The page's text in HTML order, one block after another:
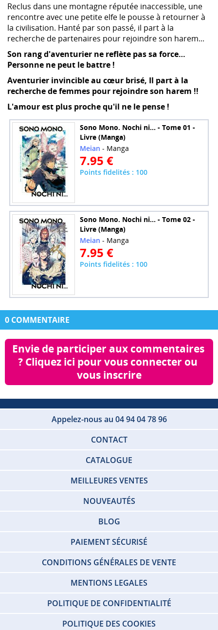
Reclus dans une montagne réputée inaccessible, une
rencontre avec une petite elfe le pousse à retourner à
la civilisation. Hanté par son passé, il part à la
recherche de partenaires pour rejoindre son harem...
Son rang d'aventurier ne reflète pas sa force…
Personne ne peut le battre !
Aventurier invincible au cœur brisé, Il part à la
recherche de femmes pour rejoindre son harem !!
L'amour est plus proche qu'il ne le pense !
Sono Mono. Nochi ni... - Tome 01 -
Livre (Manga)
Meian - Manga
7.95 €
Points fidelités : 100
Sono Mono. Nochi ni... - Tome 02 -
Livre (Manga)
Meian - Manga
7.95 €
Points fidelités : 100
0 COMMENTAIRE
Envie de participer aux commentaires
? Cliquez ici pour vous connecter ou
vous inscrire
Appelez-nous au 04 94 04 78 96
CONTACT
CATALOGUE
MEILLEURES VENTES
NOUVEAUTÉS
BLOG
PAIEMENT SÉCURISÉ
CONDITIONS GÉNÉRALES DE VENTE
MENTIONS LEGALES
POLITIQUE DE CONFIDENTIALITÉ
POLITIQUE DES COOKIES